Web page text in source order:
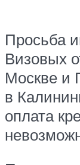
Просьба
Визовых
Москве и
в
оплата